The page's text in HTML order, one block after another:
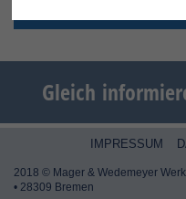
Gleich
IMPRESSUM
2018 © Mager & Wedemeyer
• 28309 Bremen